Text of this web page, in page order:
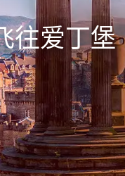
往爱丁堡